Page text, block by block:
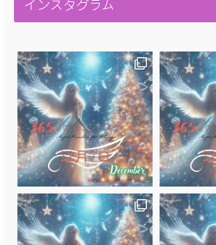
インスタグラム